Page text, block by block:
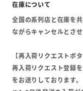
全国の系列店と在庫を
ながらキャンセルとさ
【再入荷リクエストボ
再入荷リクエスト登録
をお送りしております。